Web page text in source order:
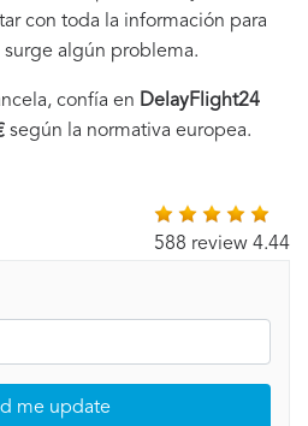
con toda la información para
algún problema.
confía en DelayFlight24
según la normativa europea.
588 review 4.44
me update